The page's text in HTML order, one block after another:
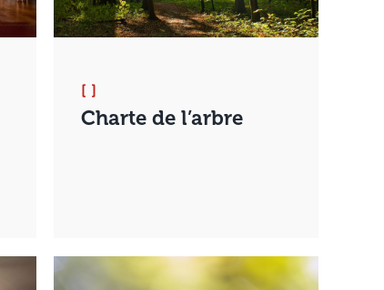
[ ]
Charte de l’arbre